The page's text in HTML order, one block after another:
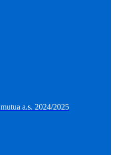
a.s. 2024/2025